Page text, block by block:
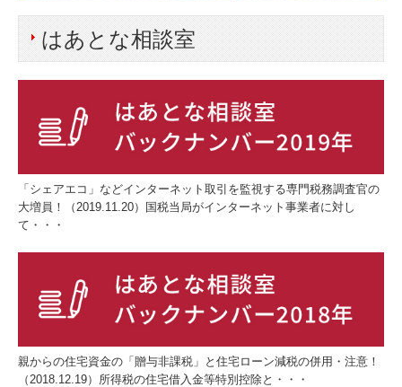
よくある Q&A
はあとな相談室
税務トピックス
個人情報保護方針
はあとな相談室
「シェアエコ」などインターネット取引を監視する専門税務調査官の
大増員！（2019.11.20）国税当局がインターネット事業者に対し
て・・・
親からの住宅資金の「贈与非課税」と住宅ローン減税の併用・注意！
（2018.12.19）所得税の住宅借入金等特別控除と・・・